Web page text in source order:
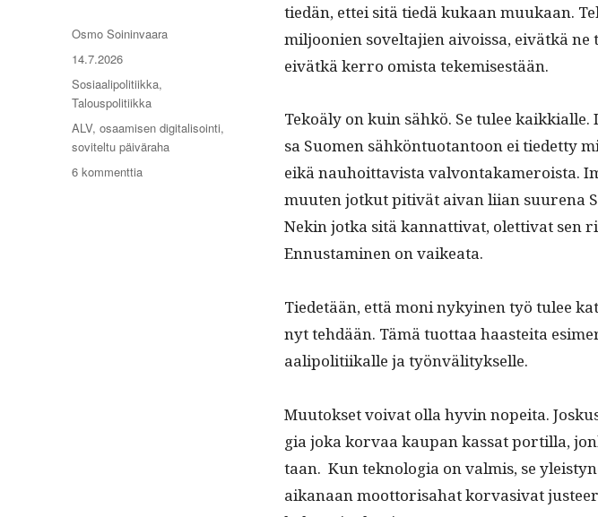
tiedän, ettei sitä tiedä kukaan muukaan.
miljoonien sovelta­jien aivois­sa, eivätkä ne
eivätkä ker­ro omista tekemisestään.
Tekoä­ly on kuin sähkö. Se tulee
sa Suomen sähkön­tuotan­toon ei tiedet­ty
eikä nauhoit­tavista valvon­takameroista.
muuten jotkut pitivät aivan liian suure­na
Nekin jot­ka sitä kan­nat­ti­vat, olet­ti­vat sen
Ennus­t­a­mi­nen on vaikeata.
Tiede­tään, että moni nykyi­nen työ tulee
nyt tehdään. Tämä tuot­taa haastei­ta
aalipoli­ti­ikalle ja työnvälitykselle.
Muu­tok­set voivat olla hyvin nopei­ta.
gia joka kor­vaa kau­pan kas­sat por­tilla,
taan. Kun teknolo­gia on valmis, se
aikanaan moot­torisa­hat kor­va­si­vat
Kirjoittaja
Osmo Soininvaara
Julkaistu
14.7.2026
Kategoriat
Sosiaalipolitiikka,
Talouspolitiikka
Avainsanat
ALV,osaamisen digitalisointi,
soviteltu päiväraha
6 kommenttia